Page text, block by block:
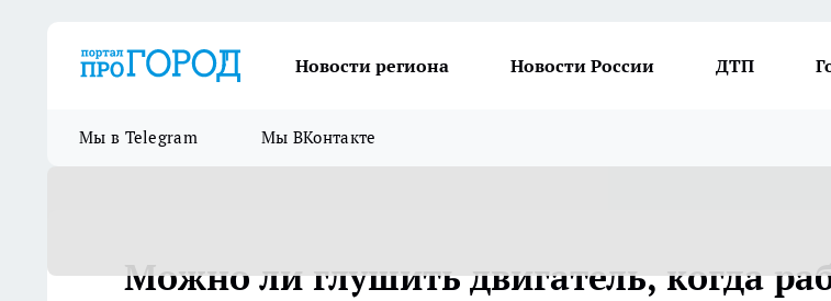
Новости региона Новости России ДТП
Мы в Telegram Мы ВКонтакте
Можно ли глушить двигатель, когда